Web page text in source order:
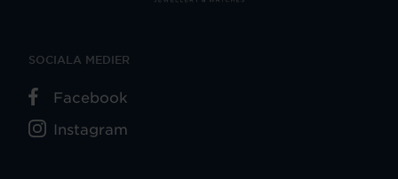
SOCIALA MEDIER
Facebook
Instagram